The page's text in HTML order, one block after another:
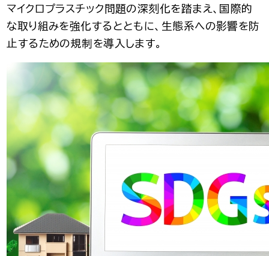
マイクロプラスチック問題の深刻化を踏まえ、国際的
な取り組みを強化するとともに、生態系への影響を防
止するための規制を導入します。